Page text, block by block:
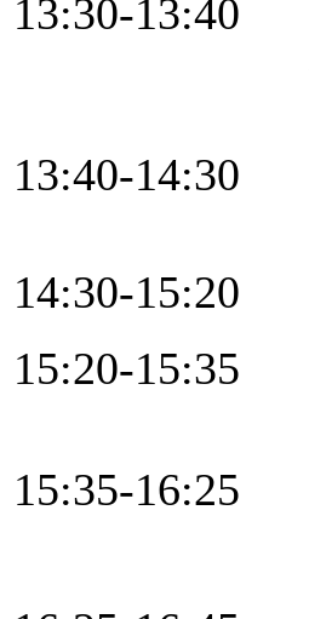
13:30-13:40
13:40-14:30
14:30-15:20
15:20-15:35
15:35-16:25